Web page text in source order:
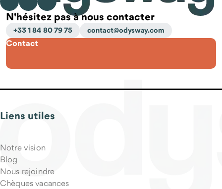
N'hésitez pas à nous contacter
+33 1 84 80 79 75 contact@odysway.com
Contact
Liens utiles
Notre vision
Blog
Nous rejoindre
Chèques vacances